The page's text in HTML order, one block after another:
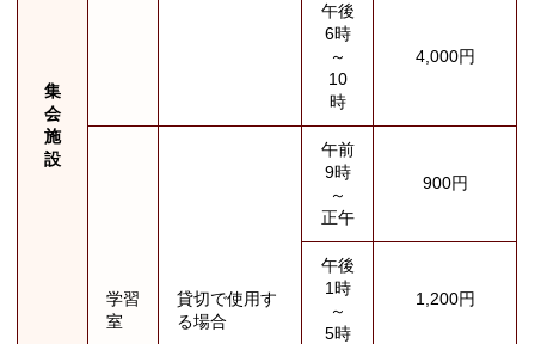
集
会
施
設
午後
6時
～
10
時
4,000円
学習
室
貸切で使用す
る場合
午前
9時
～
正午
900円
午後
1時
～
5時
1,200円